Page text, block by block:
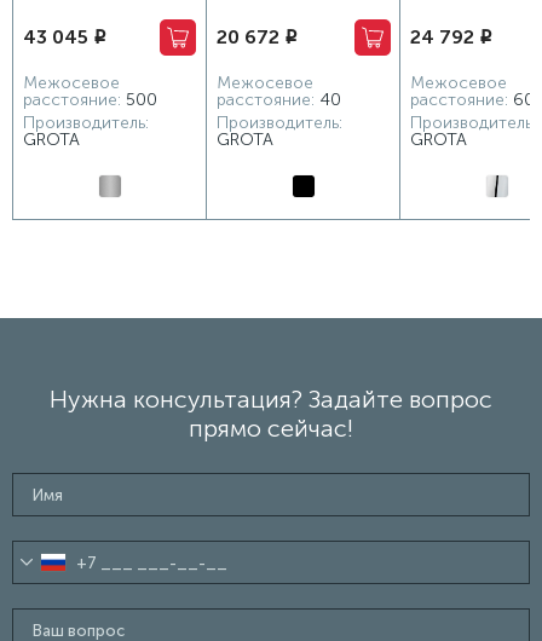
530х1125 хром матовый
43 045 i
Межосевое
расстояние: 500
Производитель:
GROTA
430х1200 черный
20 672 i
Межосевое
расстояние: 40
Производитель:
GROTA
Comfort 630х375
24 792 i
Межосевое
расстояние:
Производитель:
GROTA
Нужна консультация? Задайте вопрос
прямо сейчас!